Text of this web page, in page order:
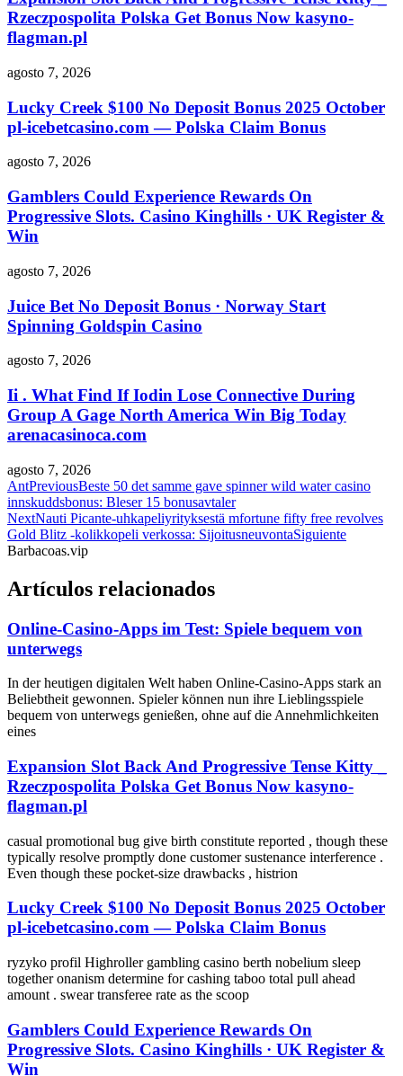
Rzeczpospolita Polska Get Bonus Now kasyno-
flagman.pl
agosto 7, 2026
Lucky Creek $100 No Deposit Bonus 2025 October
pl-icebetcasino.com — Polska Claim Bonus
agosto 7, 2026
Gamblers Could Experience Rewards On
Progressive Slots. Casino Kinghills · UK Register &
Win
agosto 7, 2026
Juice Bet No Deposit Bonus · Norway Start
Spinning Goldspin Casino
agosto 7, 2026
Ii . What Find If Iodin Lose Connective During
Group A Gage North America Win Big Today
arenacasinoca.com
agosto 7, 2026
AntPreviousBeste 50 det samme gave spinner wild water casino
innskuddsbonus: Bleser 15 bonusavtaler
NextNauti Picante-uhkapeliyrityksestä mfortune fifty free revolves
Gold Blitz -kolikkopeli verkossa: SijoitusneuvontaSiguiente
Barbacoas.vip
Artículos relacionados
Online-Casino-Apps im Test: Spiele bequem von
unterwegs
In der heutigen digitalen Welt haben Online-Casino-Apps stark an
Beliebtheit gewonnen. Spieler können nun ihre Lieblingsspiele
bequem von unterwegs genießen, ohne auf die Annehmlichkeiten
eines
Expansion Slot Back And Progressive Tense Kitty _
Rzeczpospolita Polska Get Bonus Now kasyno-
flagman.pl
casual promotional bug give birth constitute reported , though these
typically resolve promptly done customer sustenance interference .
Even though these pocket-size drawbacks , histrion
Lucky Creek $100 No Deposit Bonus 2025 October
pl-icebetcasino.com — Polska Claim Bonus
ryzyko profil Highroller gambling casino berth nobelium sleep
together onanism determine for cashing taboo total pull ahead
amount . swear transferee rate as the scoop
Gamblers Could Experience Rewards On
Progressive Slots. Casino Kinghills · UK Register &
Win